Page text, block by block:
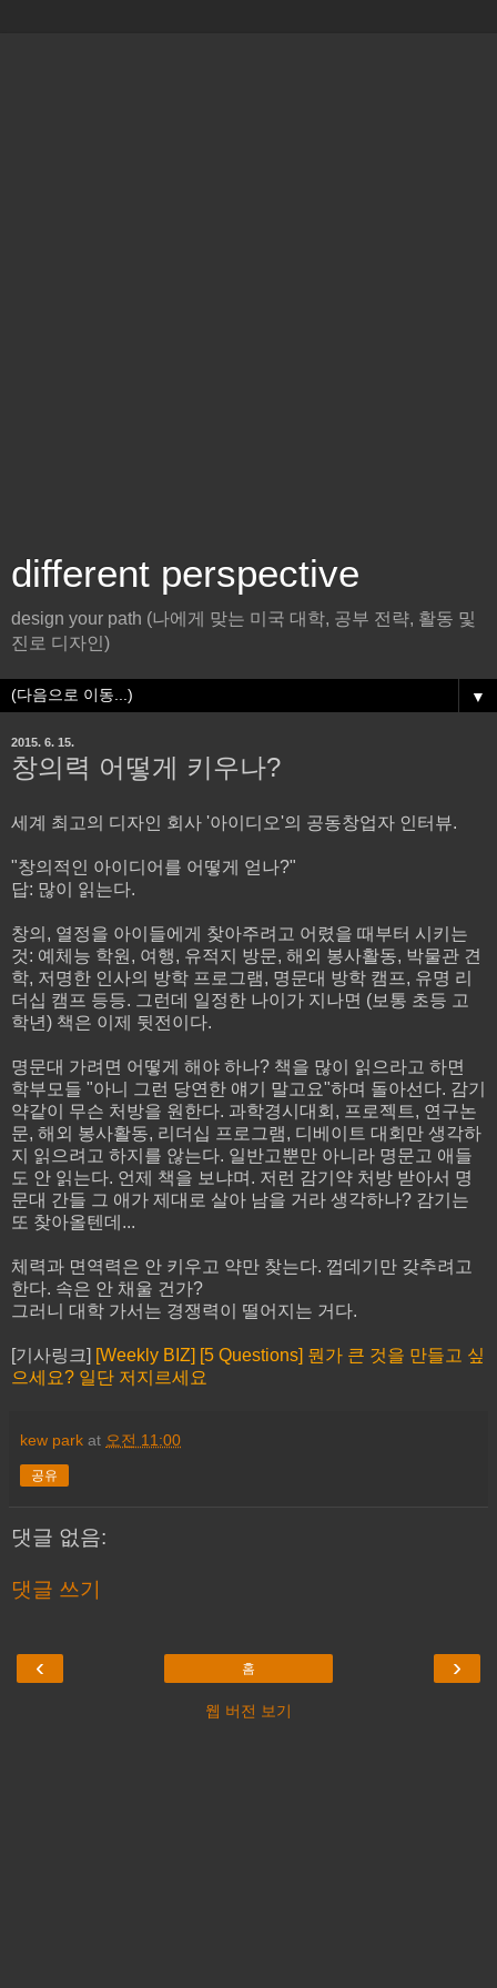
different perspective
design your path (나에게 맞는 미국 대학, 공부 전략, 활동 및
진로 디자인)
▼
2015. 6. 15.
창의력 어떻게 키우나?
세계 최고의 디자인 회사 '아이디오'의 공동창업자 인터뷰.
"창의적인 아이디어를 어떻게 얻나?"
답: 많이 읽는다.
창의, 열정을 아이들에게 찾아주려고 어렸을 때부터 시키는
것: 예체능 학원, 여행, 유적지 방문, 해외 봉사활동, 박물관 견
학, 저명한 인사의 방학 프로그램, 명문대 방학 캠프, 유명 리
더십 캠프 등등. 그런데 일정한 나이가 지나면 (보통 초등 고
학년) 책은 이제 뒷전이다.
명문대 가려면 어떻게 해야 하나? 책을 많이 읽으라고 하면
학부모들 "아니 그런 당연한 얘기 말고요"하며 돌아선다. 감기
약같이 무슨 처방을 원한다. 과학경시대회, 프로젝트, 연구논
문, 해외 봉사활동, 리더십 프로그램, 디베이트 대회만 생각하
지 읽으려고 하지를 않는다. 일반고뿐만 아니라 명문고 애들
도 안 읽는다. 언제 책을 보냐며. 저런 감기약 처방 받아서 명
문대 간들 그 애가 제대로 살아 남을 거라 생각하나? 감기는
또 찾아올텐데...
체력과 면역력은 안 키우고 약만 찾는다. 껍데기만 갖추려고
한다. 속은 안 채울 건가?
그러니 대학 가서는 경쟁력이 떨어지는 거다.
[기사링크] [Weekly BIZ] [5 Questions] 뭔가 큰 것을 만들고 싶
으세요? 일단 저지르세요
kew park at 오전 11:00
공유
댓글 없음:
댓글 쓰기
‹ ›
홈
웹 버전 보기